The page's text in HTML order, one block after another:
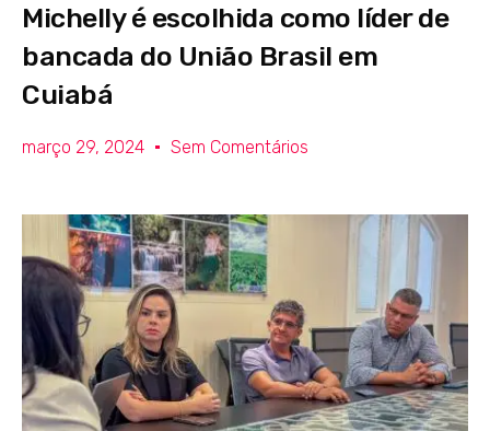
Michelly é escolhida como líder de
bancada do União Brasil em
Cuiabá
março 29, 2024 Sem Comentários